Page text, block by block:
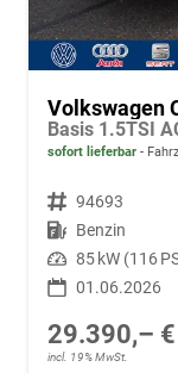
Volkswagen
Basis 1.5TSI
sofort lieferbar
Fahrzeugnr. 94693
Kraftstoff Benzin
Leistung 85 kW (116
01.06.2026
29.390,– €
incl. 19% MwSt.